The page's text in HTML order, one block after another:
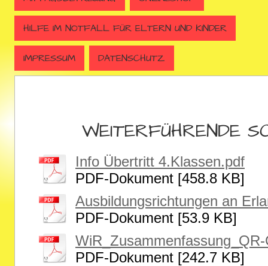
HILFE IM NOTFALL FÜR ELTERN UND KINDER
IMPRESSUM DATENSCHUTZ
WEITERFÜHRENDE
Info Übertritt 4.Klassen.pdf
PDF-Dokument [458.8 KB]
Ausbildungsrichtungen an
PDF-Dokument [53.9 KB]
PDF-Dokument [242.7 KB]